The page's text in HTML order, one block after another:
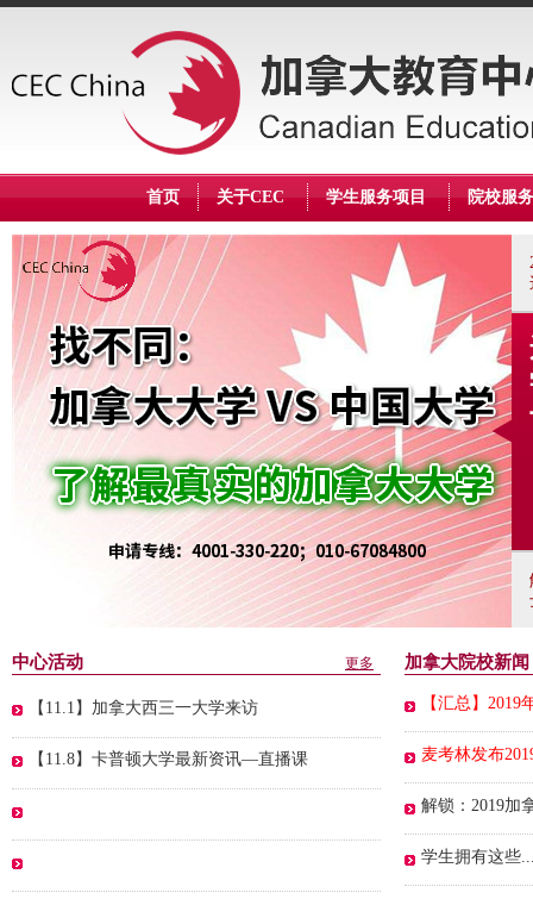
首页 关于CEC 学生服务项目 院校服
中心活动 更多
【11.1】加拿大西三一大学来访
【11.8】卡普顿大学最新资讯—直播课
加拿大院校新闻
【汇总】
麦考林发布
解锁：2019加
学生拥有这些